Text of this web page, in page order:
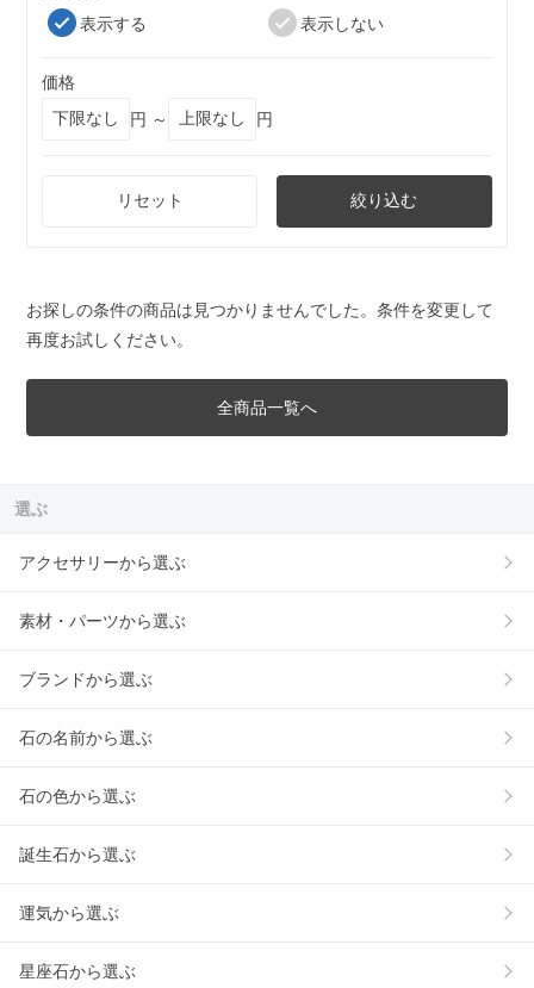
表示する
表示しない
価格
円 ～
円
リセット 絞り込む
お探しの条件の商品は見つかりませんでした。条件を変更して
再度お試しください。
全商品一覧へ
選ぶ
アクセサリーから選ぶ
素材・パーツから選ぶ
ブランドから選ぶ
石の名前から選ぶ
石の色から選ぶ
誕生石から選ぶ
運気から選ぶ
星座石から選ぶ